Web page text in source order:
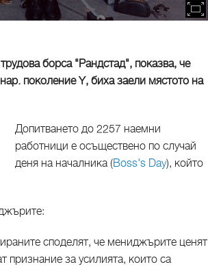
борса "Рандстад", показва, че
поколение Y, биха заели мястото на
Допитването до 2257 наемни
работници е осъществено по случай
деня на началника (Boss's Day), който
споделят, че мениджърите ценят
признание за усилията, които са